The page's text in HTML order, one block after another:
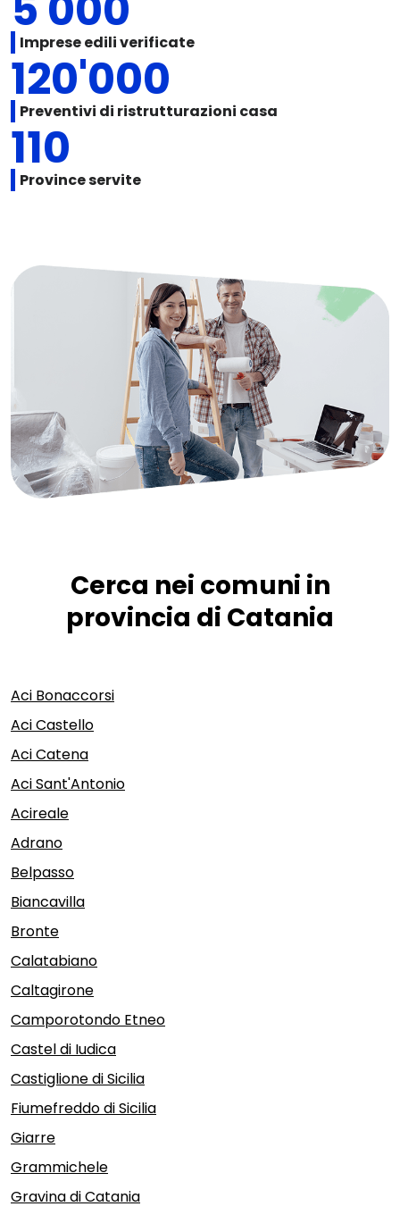
Imprese edili verificate
120'000
Preventivi di ristrutturazioni casa
110
Province servite
Cerca nei comuni in
provincia di Catania
Aci Bonaccorsi
Aci Castello
Aci Catena
Aci Sant'Antonio
Acireale
Adrano
Belpasso
Biancavilla
Bronte
Calatabiano
Caltagirone
Camporotondo Etneo
Castel di Iudica
Castiglione di Sicilia
Fiumefreddo di Sicilia
Giarre
Grammichele
Gravina di Catania